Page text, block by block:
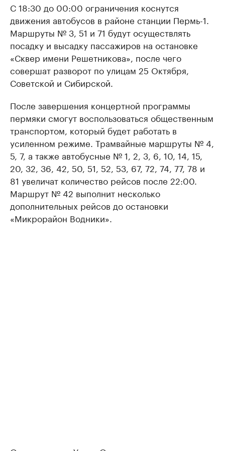
С 18:30 до 00:00 ограничения коснутся
движения автобусов в районе станции Пермь-1.
Маршруты № 3, 51 и 71 будут осуществлять
посадку и высадку пассажиров на остановке
«Сквер имени Решетникова», после чего
совершат разворот по улицам 25 Октября,
Советской и Сибирской.
После завершения концертной программы
пермяки смогут воспользоваться общественным
транспортом, который будет работать в
усиленном режиме. Трамвайные маршруты № 4,
5, 7, а также автобусные № 1, 2, 3, 6, 10, 14, 15,
20, 32, 36, 42, 50, 51, 52, 53, 67, 72, 74, 77, 78 и
81 увеличат количество рейсов после 22:00.
Маршрут № 42 выполнит несколько
дополнительных рейсов до остановки
«Микрорайон Водники».